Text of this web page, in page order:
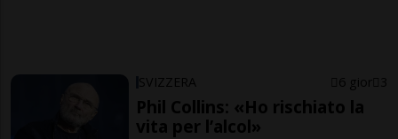
SVIZZERA 6 gior 3
Phil Collins: «Ho rischiato la
vita per l’alcol»